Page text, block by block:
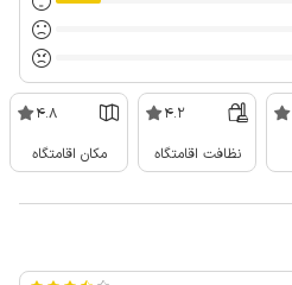
4.2
نظافت اقامتگاه
4.8
مکان اقامتگاه